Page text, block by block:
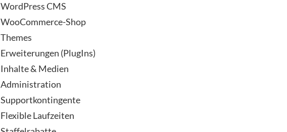
WordPress CMS
WooCommerce-Shop
Themes
Erweiterungen (PlugIns)
Inhalte & Medien
Administration
Supportkontingente
Flexible Laufzeiten